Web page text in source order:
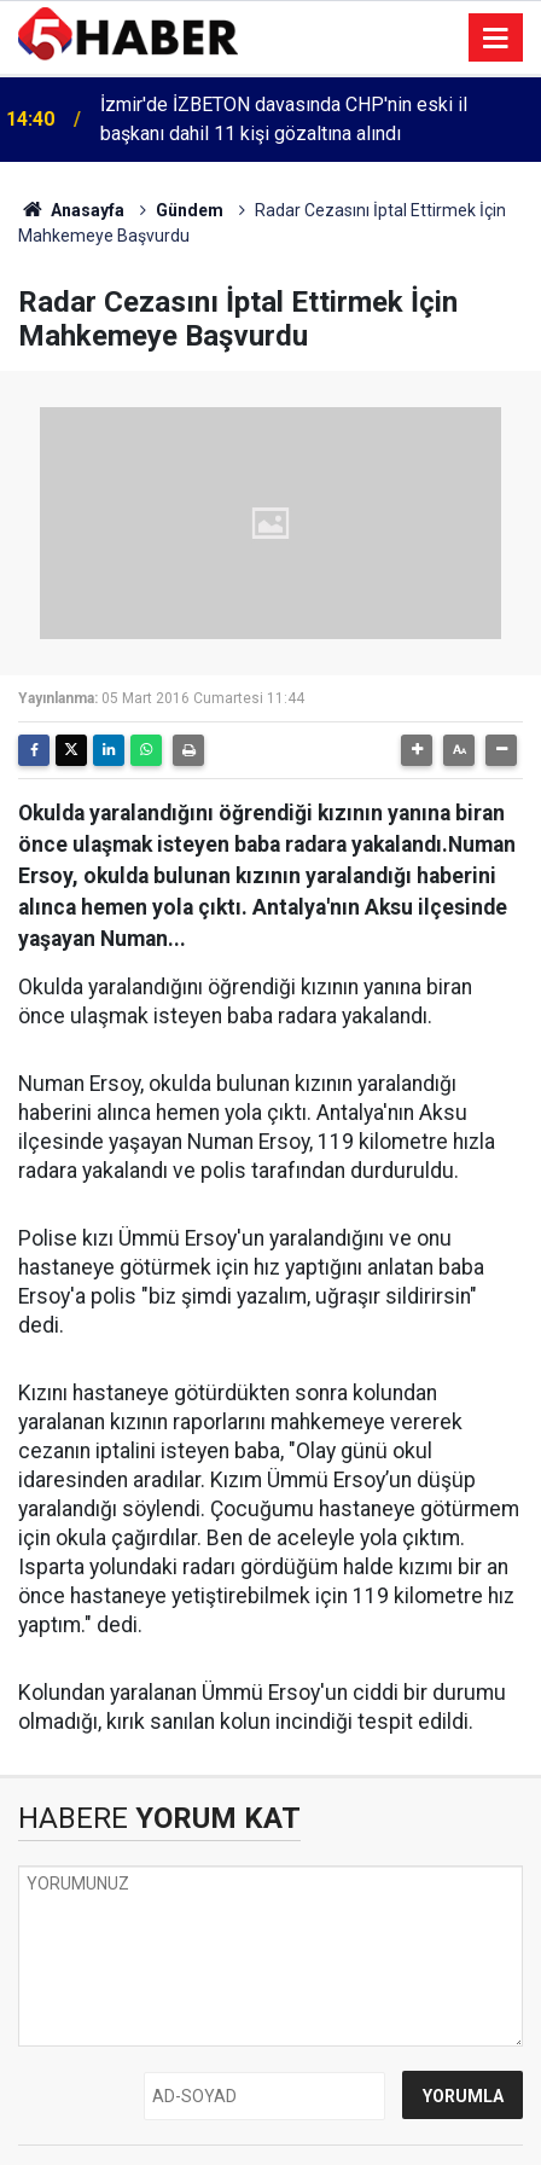
14:40
İzmir'de İZBETON davasında CHP'nin eski il
başkanı dahil 11 kişi gözaltına alındı
Anasayfa Gündem
Radar Cezasını İptal Ettirmek İçin
Mahkemeye Başvurdu
Radar Cezasını İptal Ettirmek İçin
Mahkemeye Başvurdu
Yayınlanma: 05 Mart 2016 Cumartesi 11:44
Okulda yaralandığını öğrendiği kızının yanına biran
önce ulaşmak isteyen baba radara yakalandı.Numan
Ersoy, okulda bulunan kızının yaralandığı haberini
alınca hemen yola çıktı. Antalya'nın Aksu ilçesinde
yaşayan Numan...
Okulda yaralandığını öğrendiği kızının yanına biran
önce ulaşmak isteyen baba radara yakalandı.
Numan Ersoy, okulda bulunan kızının yaralandığı
haberini alınca hemen yola çıktı. Antalya'nın Aksu
ilçesinde yaşayan Numan Ersoy, 119 kilometre hızla
radara yakalandı ve polis tarafından durduruldu.
Polise kızı Ümmü Ersoy'un yaralandığını ve onu
hastaneye götürmek için hız yaptığını anlatan baba
Ersoy'a polis "biz şimdi yazalım, uğraşır sildirirsin"
dedi.
Kızını hastaneye götürdükten sonra kolundan
yaralanan kızının raporlarını mahkemeye vererek
cezanın iptalini isteyen baba, "Olay günü okul
idaresinden aradılar. Kızım Ümmü Ersoy’un düşüp
yaralandığı söylendi. Çocuğumu hastaneye götürmem
için okula çağırdılar. Ben de aceleyle yola çıktım.
Isparta yolundaki radarı gördüğüm halde kızımı bir an
önce hastaneye yetiştirebilmek için 119 kilometre hız
yaptım." dedi.
Kolundan yaralanan Ümmü Ersoy'un ciddi bir durumu
olmadığı, kırık sanılan kolun incindiği tespit edildi.
HABERE YORUM KAT